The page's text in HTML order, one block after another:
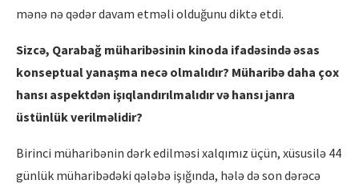
mənə nə qədər davam etməli olduğunu diktə etdi.
Sizcə, Qarabağ müharibəsinin kinoda ifadəsindəəsas
konseptual yanaşma necə olmalıdır? Müharibə daha çox
hansı aspektdən işıqlandırılmalıdır və hansı janra
üstünlük verilməlidir?
Birinci müharibənin dərk edilməsi xalqımız üçün, xüsusilə 44
günlük müharibədəki qələbə işığında, hələ də son dərəcə